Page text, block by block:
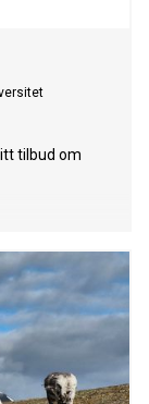
tilbud om